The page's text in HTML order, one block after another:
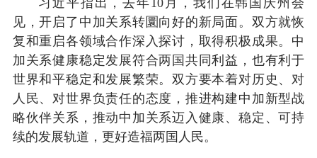
习近平指出，去年10月，我们在韩国庆州会
见，开启了中加关系转圜向好的新局面。双方就恢
复和重启各领域合作深入探讨，取得积极成果。中
加关系健康稳定发展符合两国共同利益，也有利于
世界和平稳定和发展繁荣。双方要本着对历史、对
人民、对世界负责任的态度，推进构建中加新型战
略伙伴关系，推动中加关系迈入健康、稳定、可持
续的发展轨道，更好造福两国人民。